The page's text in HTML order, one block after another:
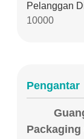
Pelanggan
10000
Pengantar
Packaging